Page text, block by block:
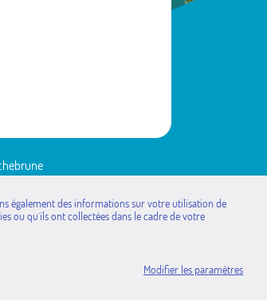
Étienne-le-Laus
également des informations sur votre utilisation de
ou qu`ils ont collectées dans le cadre de votre
Modifier les paramètres